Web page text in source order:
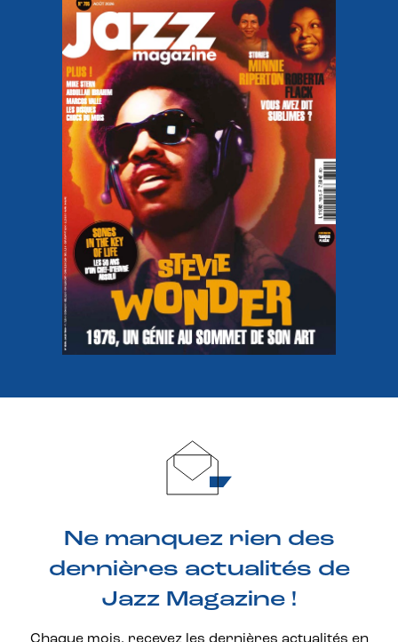
Ne manquez rien des
dernières actualités de
Jazz Magazine !